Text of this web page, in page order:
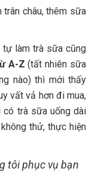
châu, thêm sữa
làm trà sữa cũng
A-Z (tất nhiên sữa
nào) thì mới thấy
vất vả hơn đi mua,
có trà sữa uống dài
thử, thực hiện
tôi phục vụ bạn